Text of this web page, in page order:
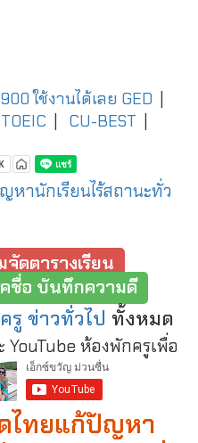
ใช้งานได้เลย GED
CU-BEST
ดตารางเรียน
ชื่อ บันทึกความดี
รู ข่าวทั่วไป ทั้งหมด
ห้องพักครูเพื่อ
ไทยแก้ปัญหา